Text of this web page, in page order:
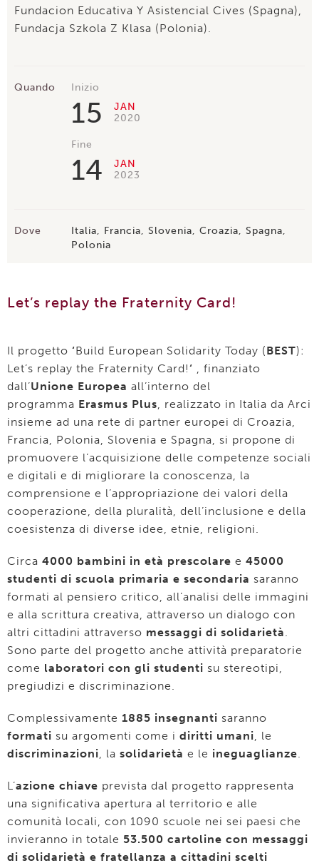
Fundacion Educativa Y Asistencial Cives (Spagna),
Fundacja Szkola Z Klasa (Polonia).
Quando Inizio
15
JAN
2020
Fine
14
JAN
2023
Dove
Italia, Francia, Slovenia, Croazia, Spagna,
Polonia
Let’s replay the Fraternity Card!
Il progetto ‘Build European Solidarity Today (BEST):
Let’s replay the Fraternity Card!‘ , finanziato
dall’Unione Europea all’interno del
programma Erasmus Plus, realizzato in Italia da Arci
insieme ad una rete di partner europei di Croazia,
Francia, Polonia, Slovenia e Spagna, si propone di
promuovere l’acquisizione delle competenze sociali
e digitali e di migliorare la conoscenza, la
comprensione e l’appropriazione dei valori della
cooperazione, della pluralità, dell’inclusione e della
coesistenza di diverse idee, etnie, religioni.
Circa 4000 bambini in età prescolare e 45000
studenti di scuola primaria e secondaria saranno
formati al pensiero critico, all’analisi delle immagini
e alla scrittura creativa, attraverso un dialogo con
altri cittadini attraverso messaggi di solidarietà.
Sono parte del progetto anche attività preparatorie
come laboratori con gli studenti su stereotipi,
pregiudizi e discriminazione.
Complessivamente 1885 insegnanti saranno
formati su argomenti come i diritti umani, le
discriminazioni, la solidarietà e le ineguaglianze.
L’azione chiave prevista dal progetto rappresenta
una significativa apertura al territorio e alle
comunità locali, con 1090 scuole nei sei paesi che
invieranno in totale 53.500 cartoline con messaggi
di solidarietà e fratellanza a cittadini scelti